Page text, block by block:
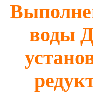
воды